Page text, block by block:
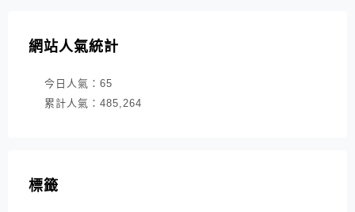
網站人氣統計
今日人氣： 65
累計人氣： 485,264
標籤